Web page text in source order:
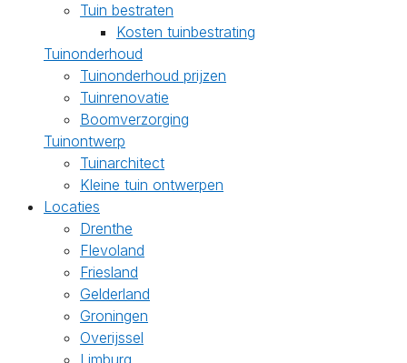
Tuin bestraten
Kosten tuinbestrating
Tuinonderhoud
Tuinonderhoud prijzen
Tuinrenovatie
Boomverzorging
Tuinontwerp
Tuinarchitect
Kleine tuin ontwerpen
Locaties
Drenthe
Flevoland
Friesland
Gelderland
Groningen
Overijssel
Limburg